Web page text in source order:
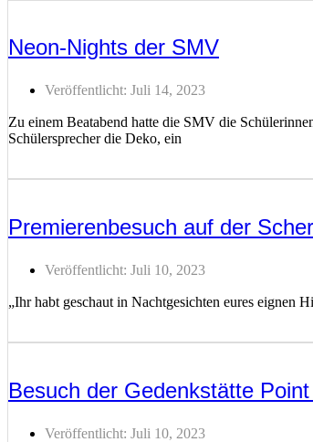
Neon-Nights der SMV
Veröffentlicht: Juli 14, 2023
Zu einem Beatabend hatte die SMV die
Schülersprecher die Deko, ein
Premierenbesuch auf der
Veröffentlicht: Juli 10, 2023
„Ihr habt geschaut in Nachtgesichten eures eignen
Besuch der Gedenkstätte
Veröffentlicht: Juli 10, 2023